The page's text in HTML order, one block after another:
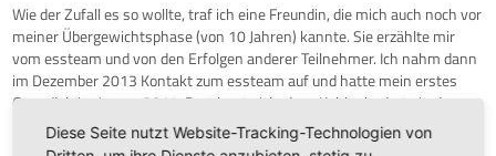
Wie der Zufall es so wollte, traf ich eine Freundin, die mich auch noch vor
meiner Übergewichtsphase (von 10 Jahren) kannte. Sie erzählte mir
vom essteam und von den Erfolgen anderer Teilnehmer. Ich nahm dann
im Dezember 2013 Kontakt zum essteam auf und hatte mein erstes
Gespräch im Januar 2014. Dort lernte ich, dass Kohlenhydrate in der
Leber verstoffwechselt werden. Esse ich zuviel davon, macht meine
Leber daraus Fett und lagert es ein. Ist die Leber zu dick, bringt das
Diese Seite nutzt Website-Tracking-Technologien von